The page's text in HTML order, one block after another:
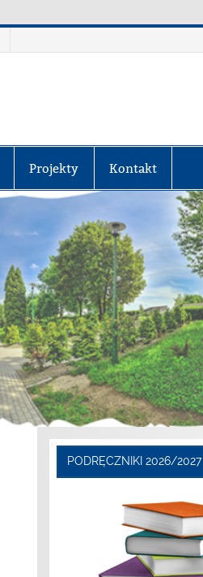
Projekty Kontakt
PODRĘCZNIKI 2026/2027